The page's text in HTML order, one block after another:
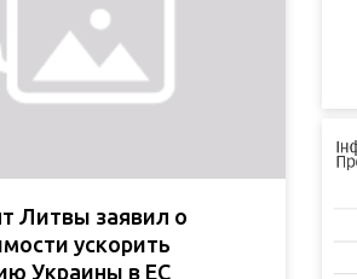
Литвы заявил о
ускорить
Украины в ЕС